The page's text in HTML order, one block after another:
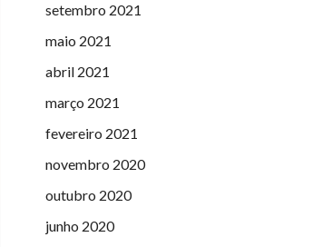
setembro 2021
maio 2021
abril 2021
março 2021
fevereiro 2021
novembro 2020
outubro 2020
junho 2020